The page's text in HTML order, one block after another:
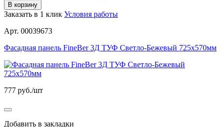
В корзину
Заказать в 1 клик Условия работы
Арт. 00039673
Фасадная панель FineBer 3Д ТУФ Светло-Бежевый 725х570мм
777 руб./шт
Добавить в закладки